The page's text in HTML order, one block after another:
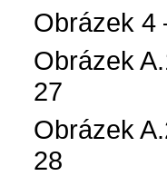
Obrázek 4
Obrázek
27
Obrázek
28